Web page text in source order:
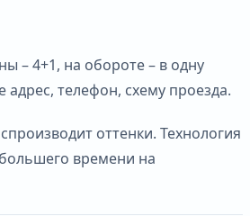
– 4+1, на обороте – в одну
телефон, схему проезда.
оттенки. Технология
времени на